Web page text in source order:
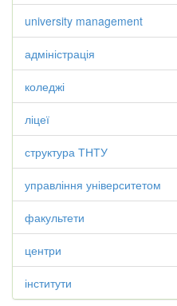
university management
адміністрація
коледжі
ліцеї
структура ТНТУ
управління університетом
факультети
центри
інститути